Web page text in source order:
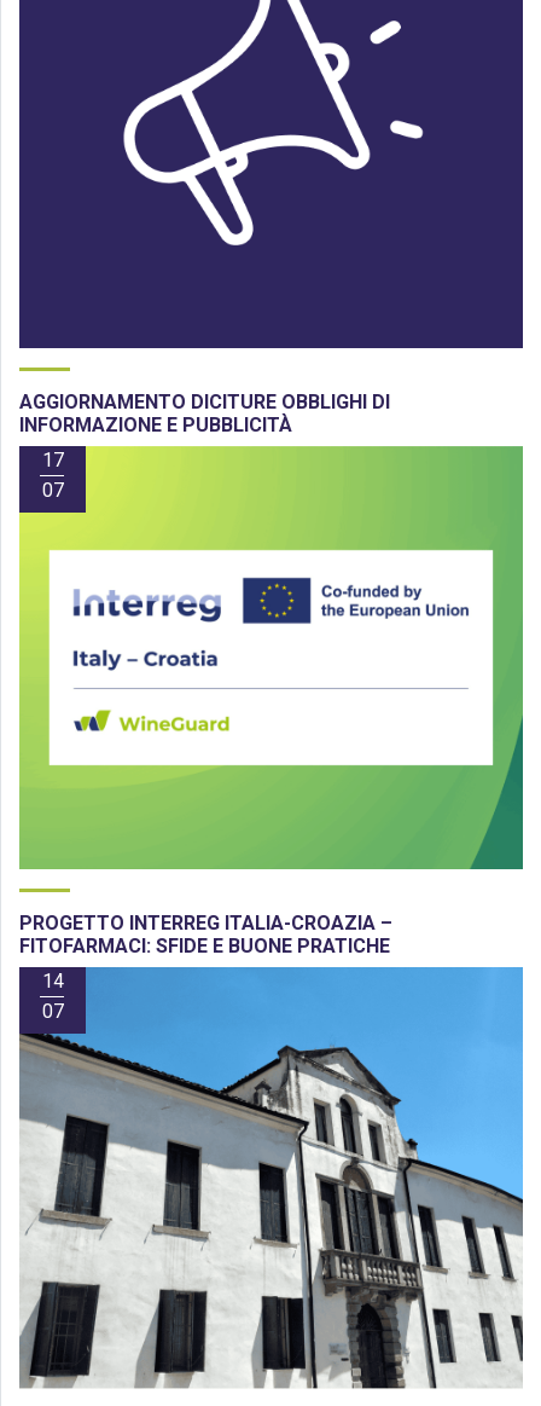
AGGIORNAMENTO DICITURE OBBLIGHI DI
INFORMAZIONE E PUBBLICITÀ
17
07
PROGETTO INTERREG ITALIA-CROAZIA –
FITOFARMACI: SFIDE E BUONE PRATICHE
14
07